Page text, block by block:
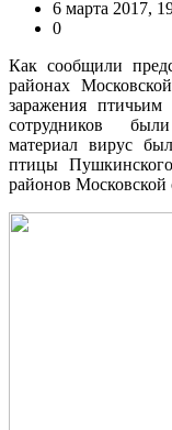
6 марта 2017,
0
Как сообщили
районах
заражения
сотрудников
материал вирус
птицы
районов Московской